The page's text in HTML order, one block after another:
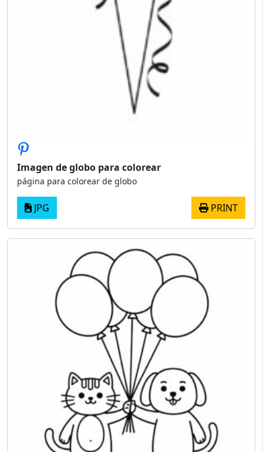
Imagen de globo para colorear
página para colorear de globo
JPG PRINT